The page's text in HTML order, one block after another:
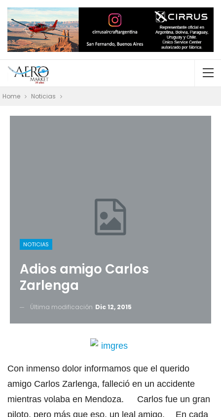
Home Noticias
NOTICIAS
Adios amigo Carlos
Zarlenga
Última modificación Dic 12, 2015
Con inmenso dolor informamos que el querido
amigo Carlos Zarlenga, falleció en un accidente
mientras volaba en Mendoza. Carlos fue un gran
piloto, pero más que eso, un leal amigo. En cada